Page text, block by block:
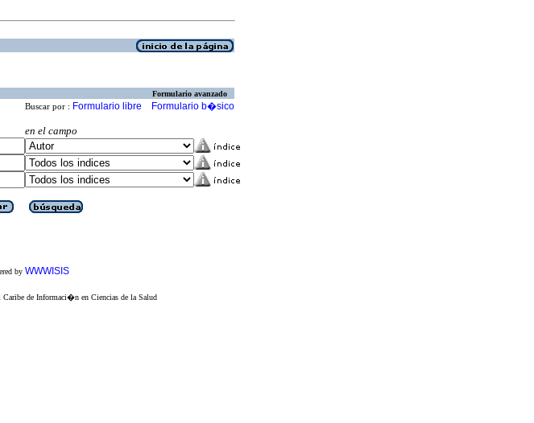
Formulario avanzado
Buscar por : Formulario libre Formulario b�sico
en el campo
by WWWISIS
de Informaci�n en Ciencias de la Salud